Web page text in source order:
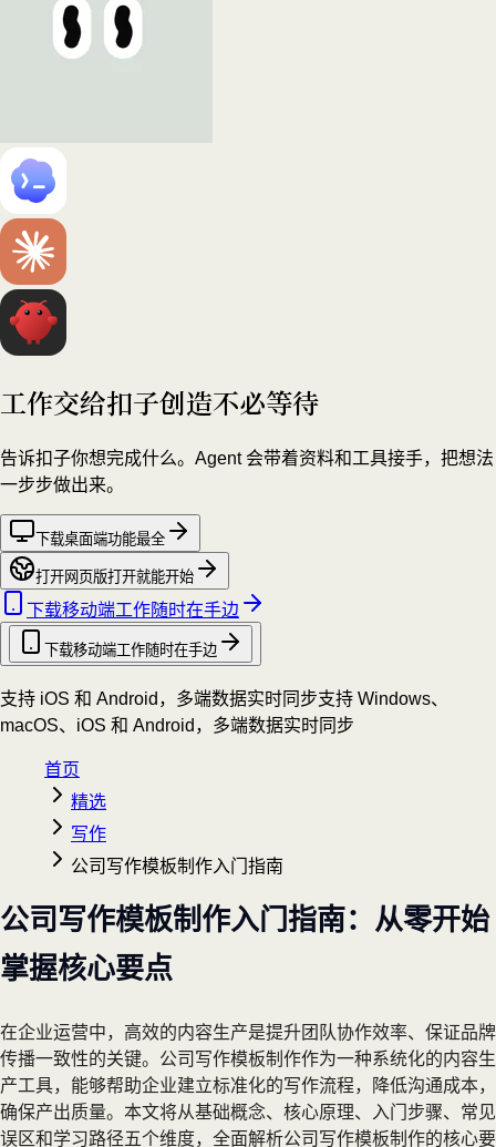
工作交给扣子创造不必等待
告诉扣子你想完成什么。Agent 会带着资料和工具接手，把想法
一步步做出来。
下载桌面端功能最全
打开网页版打开就能开始
下载移动端工作随时在手边
下载移动端工作随时在手边
支持 iOS 和 Android，多端数据实时同步支持 Windows、
macOS、iOS 和 Android，多端数据实时同步
首页
精选
写作
公司写作模板制作入门指南
公司写作模板制作入门指南：从零开始
掌握核心要点
在企业运营中，高效的内容生产是提升团队协作效率、保证品牌
传播一致性的关键。公司写作模板制作作为一种系统化的内容生
产工具，能够帮助企业建立标准化的写作流程，降低沟通成本，
确保产出质量。本文将从基础概念、核心原理、入门步骤、常见
误区和学习路径五个维度，全面解析公司写作模板制作的核心要